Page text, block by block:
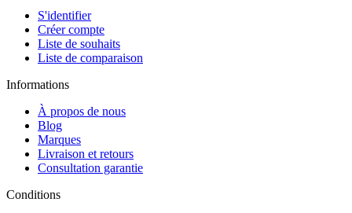
S'identifier
Créer compte
Liste de souhaits
Liste de comparaison
Informations
À propos de nous
Blog
Marques
Livraison et retours
Consultation garantie
Сonditions